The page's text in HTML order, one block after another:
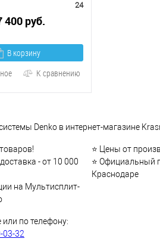
24
400 руб.
В корзину
К сравнению
Denko в интернет-магазине
- от 10 000
на Мультисплит-
⭐ Цены от
⭐ Официальный
Краснодаре
или по телефону:
03-32